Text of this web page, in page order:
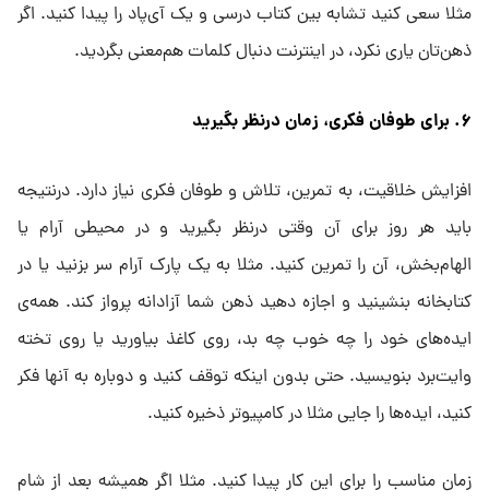
مثلا سعی کنید تشابه بین کتاب درسی و یک آی‌پاد را پیدا کنید. اگر
ذهن‌تان یاری نکرد، در اینترنت دنبال کلمات هم‌معنی بگردید.
۶. برای طوفان فکری، زمان درنظر بگیرید
افزایش خلاقیت، به تمرین، تلاش و طوفان فکری نیاز دارد. درنتیجه
باید هر روز برای آن وقتی درنظر بگیرید و در محیطی آرام یا
الهام‌بخش، آن را تمرین کنید. مثلا به یک پارک آرام سر بزنید یا در
کتابخانه بنشینید و اجازه دهید ذهن شما آزادانه پرواز کند. همه‌ی
ایده‌های خود را چه خوب چه بد، روی کاغذ بیاورید یا روی تخته
وایت‌برد بنویسید. حتی بدون اینکه توقف کنید و دوباره به آنها فکر
کنید، ایده‌ها را جایی مثلا در کامپیوتر ذخیره کنید.
زمان مناسب را برای این کار پیدا کنید. مثلا اگر همیشه بعد از شام